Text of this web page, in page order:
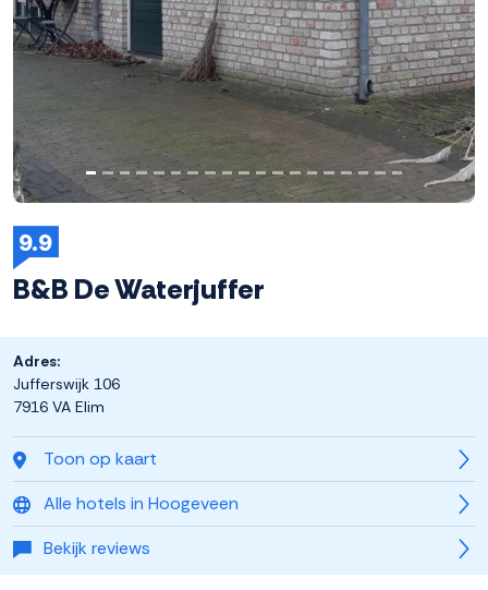
9.9
B&B De Waterjuffer
Toon op kaart
Alle hotels in Hoogeveen
Bekijk reviews
Adres:
Jufferswijk 106
7916 VA Elim